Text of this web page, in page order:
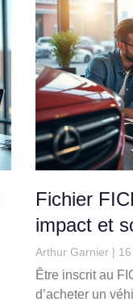
Fichier
impact et
Arthur Garnier
Être inscrit au
d’acheter un